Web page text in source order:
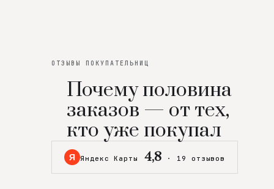
ОТЗЫВЫ ПОКУПАТЕЛЬНИЦ
Почему половина
заказов — от тех,
кто уже покупал
Я Яндекс Карты 4,8 · 19 отзывов